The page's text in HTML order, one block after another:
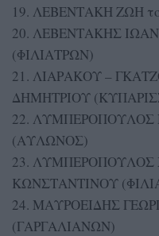
19. ΛΕΒΕΝΤΑΚΗ ΖΩΗ
20. ΛΕΒΕΝΤΑΚΗΣ
(ΦΙΛΙΑΤΡΩΝ)
21. ΛΙΑΡΑΚΟΥ –
ΔΗΜΗΤΡΙΟΥ
22. ΛΥΜΠΕΡΟΠΟΥΛΟΣ
(ΑΥΛΩΝΟΣ)
23. ΛΥΜΠΕΡΟΠΟΥΛΟΣ
ΚΩΝΣΤΑΝΤΙΝΟΥ
24. ΜΑΥΡΟΕΙΔΗΣ
(ΓΑΡΓΑΛΙΑΝΩΝ)